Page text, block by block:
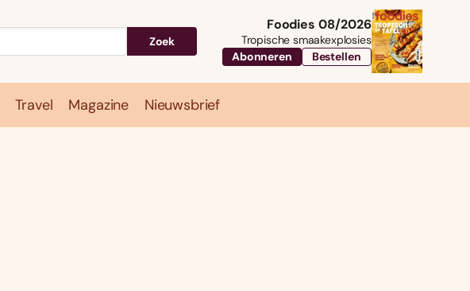
Zoek
Foodies 08/2026
Tropische smaakexplosies
Abonneren
Bestellen
Travel Magazine Nieuwsbrief